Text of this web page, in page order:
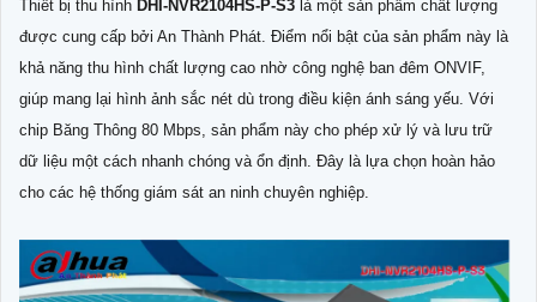
Thiết bị thu hình DHI-NVR2104HS-P-S3 là một sản phẩm chất lượng
được cung cấp bởi An Thành Phát. Điểm nổi bật của sản phẩm này là
khả năng thu hình chất lượng cao nhờ công nghệ ban đêm ONVIF,
giúp mang lại hình ảnh sắc nét dù trong điều kiện ánh sáng yếu. Với
chip Băng Thông 80 Mbps, sản phẩm này cho phép xử lý và lưu trữ
dữ liệu một cách nhanh chóng và ổn định. Đây là lựa chọn hoàn hảo
cho các hệ thống giám sát an ninh chuyên nghiệp.